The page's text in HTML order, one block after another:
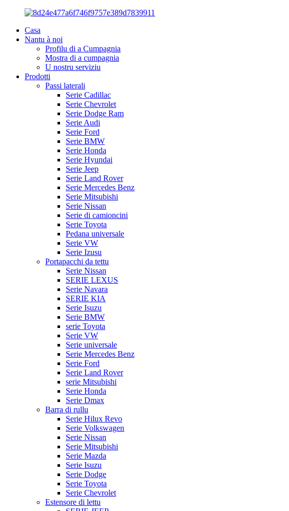
Casa
Nantu à noi
Profilu di a Cumpagnia
Mostra di a cumpagnia
U nostru serviziu
Prodotti
Passi laterali
Serie Cadillac
Serie Chevrolet
Serie Dodge Ram
Serie Audi
Serie Ford
Serie BMW
Serie Honda
Serie Hyundai
Serie Jeep
Serie Land Rover
Serie Mercedes Benz
Serie Mitsubishi
Serie Nissan
Serie di camioncini
Serie Toyota
Pedana universale
Serie VW
Serie Izusu
Portapacchi da tettu
Serie Nissan
SERIE LEXUS
Serie Navara
SERIE KIA
Serie Isuzu
Serie BMW
serie Toyota
Serie VW
Serie universale
Serie Mercedes Benz
Serie Ford
Serie Land Rover
serie Mitsubishi
Serie Honda
Serie Dmax
Barra di rullu
Serie Hilux Revo
Serie Volkswagen
Serie Nissan
Serie Mitsubishi
Serie Mazda
Serie Isuzu
Serie Dodge
Serie Toyota
Serie Chevrolet
Estensore di lettu